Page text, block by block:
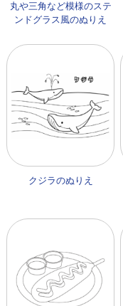
丸や三角など模様のステ
ンドグラス風のぬりえ
クジラのぬりえ